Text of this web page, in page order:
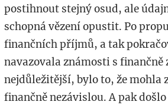
postihnout stejný osud, ale
schopná vězení opustit. Po
finančních příjmů, a tak
navazovala známosti s
nejdůležitější, bylo to, že mohla
finančně nezávislou. A pak